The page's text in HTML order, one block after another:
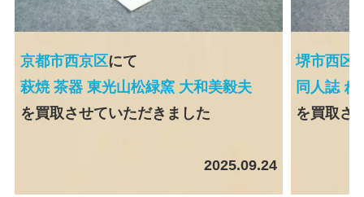
京都市西京区にて
萩焼 茶器 東光山松緑窯 大和美毅夫
を買取させていただきました
2025.09.24
堺市西区
同人誌
を買取さ